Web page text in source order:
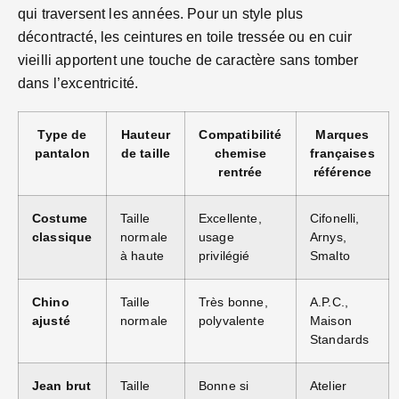
qui traversent les années. Pour un style plus
décontracté, les ceintures en toile tressée ou en cuir
vieilli apportent une touche de caractère sans tomber
dans l’excentricité.
Type de
pantalon
Hauteur
de taille
Compatibilité
chemise
rentrée
Marques
françaises
référence
Costume
classique
Taille
normale
à haute
Excellente,
usage
privilégié
Cifonelli,
Arnys,
Smalto
Chino
ajusté
Taille
normale
Très bonne,
polyvalente
A.P.C.,
Maison
Standards
Jean brut
Taille
Bonne si
Atelier